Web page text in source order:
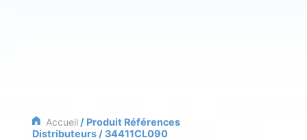
Accueil/ Produit Références
Distributeurs / 34411CL090